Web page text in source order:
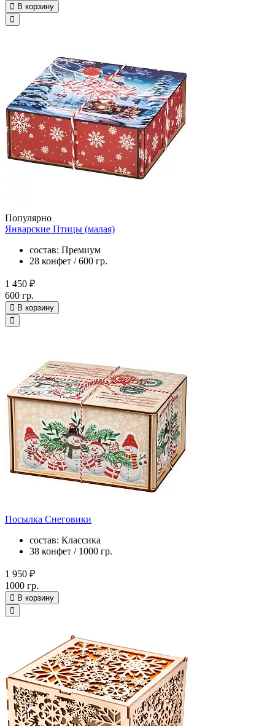
В корзину
Популярно
Январские Птицы (малая)
состав: Премиум
28 конфет / 600 гр.
1 450 ₽
600 гр.
В корзину
Посылка Снеговики
состав: Классика
38 конфет / 1000 гр.
1 950 ₽
1000 гр.
В корзину